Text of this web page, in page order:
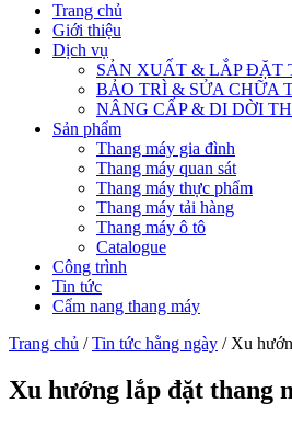
Trang chủ
Giới thiệu
Dịch vụ
SẢN XUẤT & LẮP ĐẶT
BẢO TRÌ & SỬA CHỮA
NÂNG CẤP & DI DỜI
Sản phẩm
Thang máy gia đình
Thang máy quan sát
Thang máy thực phẩm
Thang máy tải hàng
Thang máy ô tô
Catalogue
Công trình
Tin tức
Cẩm nang thang máy
Trang chủ /Tin tức hằng ngày / Xu
Xu hướng lắp đặt thang